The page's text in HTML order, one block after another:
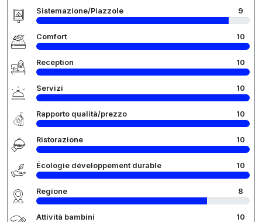
Sistemazione/Piazzole 9
Comfort 10
Reception 10
Servizi 10
Rapporto qualità/prezzo 10
Ristorazione 10
Écologie développement durable 10
Regione 8
Attività bambini 10